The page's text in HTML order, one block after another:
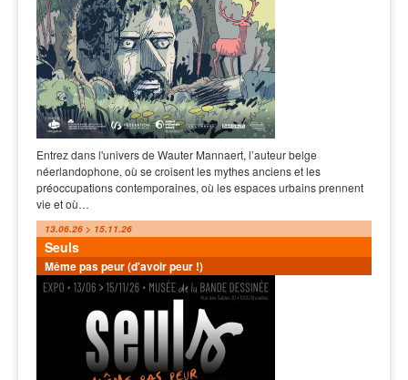
Entrez dans l'univers de Wauter Mannaert, l’auteur belge
néerlandophone, où se croisent les mythes anciens et les
préoccupations contemporaines, où les espaces urbains prennent
vie et où…
13.06.26 > 15.11.26
Seuls
Même pas peur (d'avoir peur !)